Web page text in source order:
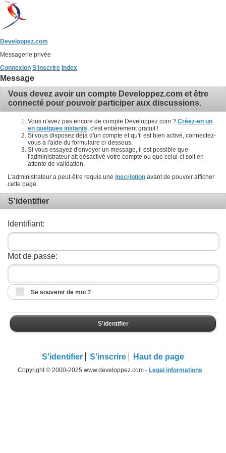
Developpez.com
Messagerie privée
Connexion S'inscrire Index
Message
Vous devez avoir un compte Developpez.com et être
connecté pour pouvoir participer aux discussions.
Vous n'avez pas encore de compte Developpez.com ? Créez-en un
en quelques instants , c'est entièrement gratuit !
Si vous disposez déjà d'un compte et qu'il est bien activé, connectez-
vous à l'aide du formulaire ci-dessous.
Si vous essayez d'envoyer un message, il est possible que
l'administrateur ait désactivé votre compte ou que celui-ci soit en
attente de validation.
L'administrateur a peut-être requis une inscription avant de pouvoir afficher
cette page.
S'identifier
Identifiant:
Mot de passe:
Se souvenir de moi ?
S'identifier
S'identifier S'inscrire Haut de page
Copyright © 2000-2025 www.developpez.com - Legal informations